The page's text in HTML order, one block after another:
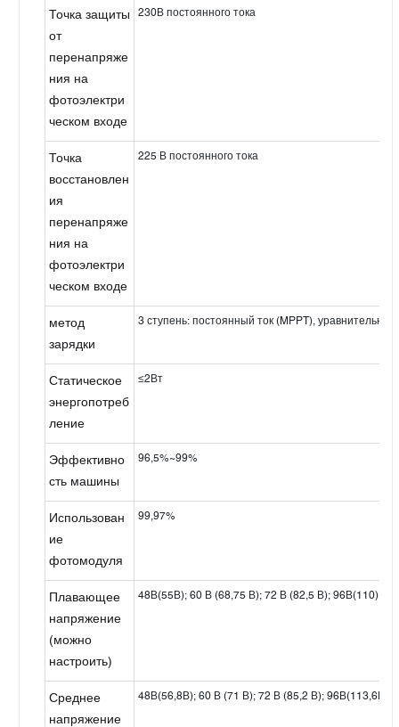
Точка защиты
от
перенапряже
ния на
фотоэлектри
ческом входе
230В постоянного тока
Точка
восстановлен
ия
перенапряже
ния на
фотоэлектри
ческом входе
225 В постоянного тока
метод
зарядки
3 ступень: постоянный ток (MPPT),
Статическое
энергопотреб
ление
≤2Вт
Эффективно
сть машины
96,5%~99%
Использован
ие
фотомодуля
99,97%
Плавающее
напряжение
(можно
настроить)
48В(55В); 60 В (68,75 В); 72 В (82,5 В); 96В(110)
Среднее
напряжение
48В(56,8В); 60 В (71 В); 72 В (85,2 В); 96В(113,6В)